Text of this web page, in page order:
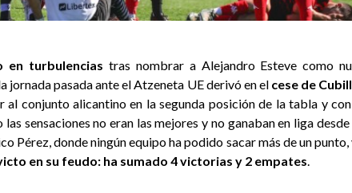
en turbulencias tras nombrar a Alejandro Esteve como
jornada pasada ante el Atzeneta UE derivó en el cese de
conjunto alicantino en la segunda posición de la tabla y
sensaciones no eran las mejores y no ganaban en liga desde
Pérez, donde ningún equipo ha podido sacar más de un punto,
en su feudo: ha sumado 4 victorias y 2 empates